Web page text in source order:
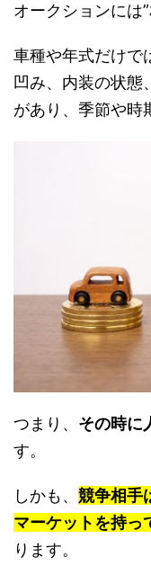
オークションには
車種や年式だけで
凹み、内装の状態
があり、季節や時
つまり、 その時に
す。
しかも、 競争相手
マーケットを持っ
ります。